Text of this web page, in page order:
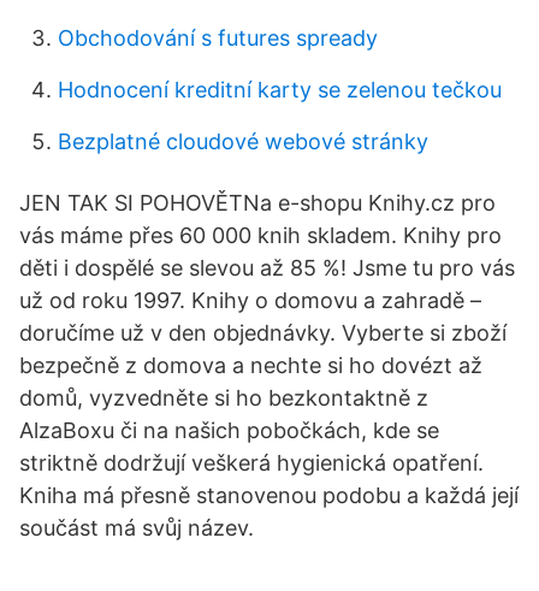
Obchodování s futures spready
Hodnocení kreditní karty se zelenou tečkou
Bezplatné cloudové webové stránky
JEN TAK SI POHOVĚTNa e-shopu Knihy.cz pro
vás máme přes 60 000 knih skladem. Knihy pro
děti i dospělé se slevou až 85 %! Jsme tu pro vás
už od roku 1997. Knihy o domovu a zahradě –
doručíme už v den objednávky. Vyberte si zboží
bezpečně z domova a nechte si ho dovézt až
domů, vyzvedněte si ho bezkontaktně z
AlzaBoxu či na našich pobočkách, kde se
striktně dodržují veškerá hygienická opatření.
Kniha má přesně stanovenou podobu a každá její
součást má svůj název.